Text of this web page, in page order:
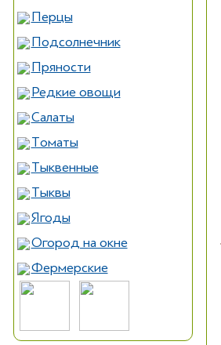
Перцы
Подсолнечник
Пряности
Редкие овощи
Салаты
Томаты
Тыквенные
Тыквы
Ягоды
Огород на окне
Фермерские